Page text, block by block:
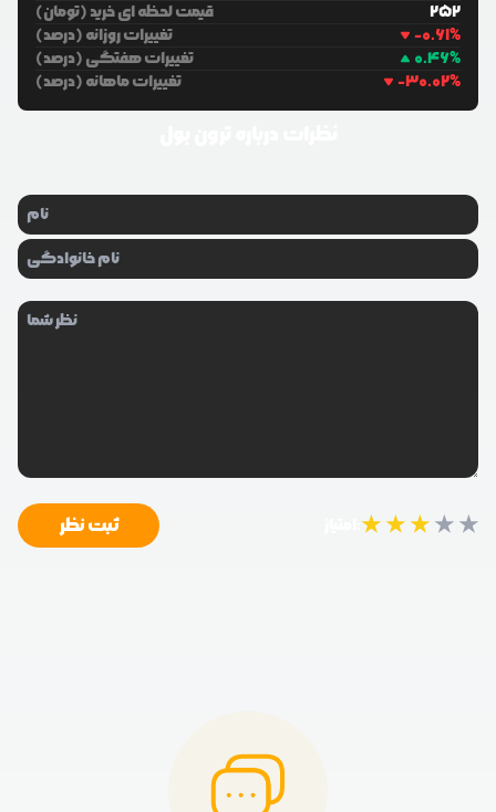
قیمت لحظه ای خرید (تومان)
252
تغییرات روزانه (درصد)
-0.61%
تغییرات هفتگی (درصد)
0.46%
تغییرات ماهانه (درصد)
-30.02%
★★★★★ ثبت نظر